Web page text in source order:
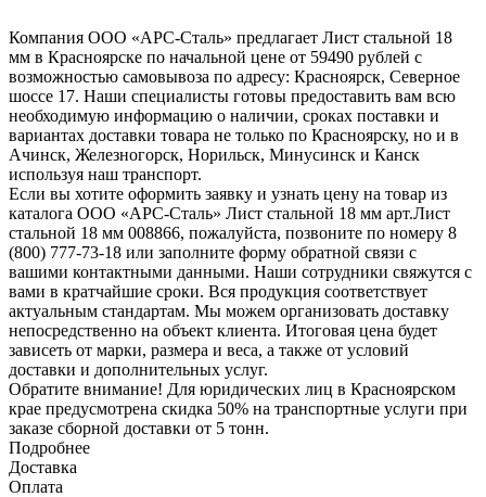
Компания ООО «АРС-Сталь» предлагает Лист стальной 18
мм в Красноярске по начальной цене от 59490 рублей с
возможностью самовывоза по адресу: Красноярск, Северное
шоссе 17. Наши специалисты готовы предоставить вам всю
необходимую информацию о наличии, сроках поставки и
вариантах доставки товара не только по Красноярску, но и в
Ачинск, Железногорск, Норильск, Минусинск и Канск
используя наш транспорт.
Если вы хотите оформить заявку и узнать цену на товар из
каталога ООО «АРС-Сталь» Лист стальной 18 мм арт.Лист
стальной 18 мм 008866, пожалуйста, позвоните по номеру 8
(800) 777-73-18 или заполните форму обратной связи с
вашими контактными данными. Наши сотрудники свяжутся с
вами в кратчайшие сроки. Вся продукция соответствует
актуальным стандартам. Мы можем организовать доставку
непосредственно на объект клиента. Итоговая цена будет
зависеть от марки, размера и веса, а также от условий
доставки и дополнительных услуг.
Обратите внимание! Для юридических лиц в Красноярском
крае предусмотрена скидка 50% на транспортные услуги при
заказе сборной доставки от 5 тонн.
Подробнее
Доставка
Оплата